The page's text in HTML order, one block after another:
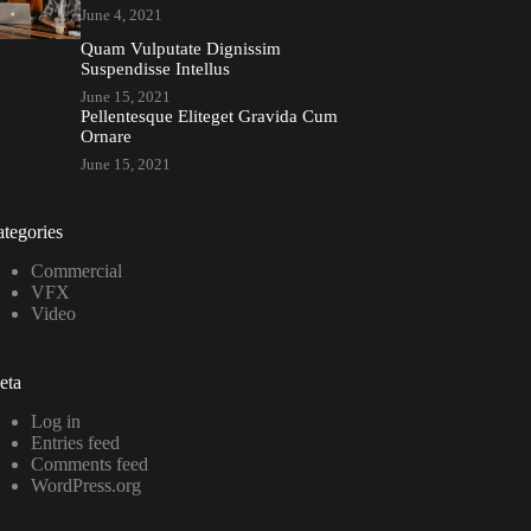
June 4, 2021
Quam Vulputate Dignissim
Suspendisse Intellus
June 15, 2021
Pellentesque Eliteget Gravida Cum
Ornare
June 15, 2021
Commercial
VFX
Video
Log in
Entries feed
Comments feed
WordPress.org